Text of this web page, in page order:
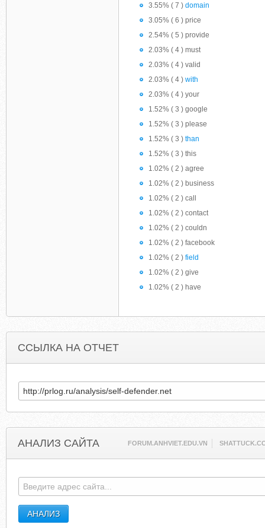
3.55% ( 7 ) domain
3.05% ( 6 ) price
2.54% ( 5 ) provide
2.03% ( 4 ) must
2.03% ( 4 ) valid
2.03% ( 4 ) with
2.03% ( 4 ) your
1.52% ( 3 ) google
1.52% ( 3 ) please
1.52% ( 3 ) than
1.52% ( 3 ) this
1.02% ( 2 ) agree
1.02% ( 2 ) business
1.02% ( 2 ) call
1.02% ( 2 ) contact
1.02% ( 2 ) couldn
1.02% ( 2 ) facebook
1.02% ( 2 ) field
1.02% ( 2 ) give
1.02% ( 2 ) have
ССЫЛКА НА ОТЧЕТ
АНАЛИЗ САЙТА FORUM.ANHVIET.EDU.VN